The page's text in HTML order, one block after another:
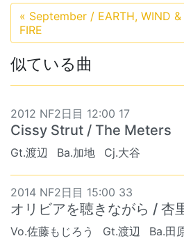
« September / EARTH, WIND &
FIRE
似ている曲
2012 NF2日目 12:00 17
Cissy Strut / The Meters
Gt.渡辺 Ba.加地 Cj.大谷
2014 NF2日目 15:00 33
オリビアを聴きながら / 杏
Vo.佐藤もじろう Gt.渡辺 Ba.田